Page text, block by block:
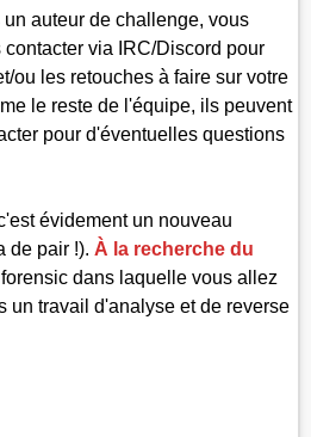
auteur de challenge, vous
via IRC/Discord pour
ou les retouches à faire sur votre
le reste de l'équipe, ils peuvent
pour d'éventuelles questions
évidement un nouveau
de pair !). À la recherche du
dans laquelle vous allez
un travail d'analyse et de reverse